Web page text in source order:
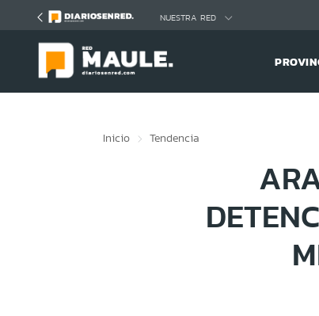
NUESTRA RED
Inicio Tendencia